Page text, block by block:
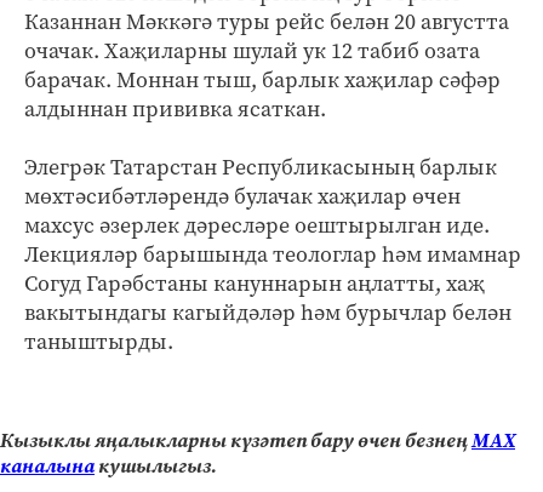
Казаннан Мәккәгә туры рейс белән 20 августта
очачак. Хаҗиларны шулай ук 12 табиб озата
барачак. Моннан тыш, барлык хаҗилар сәфәр
алдыннан прививка ясаткан.
Элегрәк Татарстан Республикасының барлык
мөхтәсибәтләрендә булачак хаҗилар өчен
махсус әзерлек дәресләре оештырылган иде.
Лекцияләр барышында теологлар һәм имамнар
Согуд Гарәбстаны кануннарын аңлатты, хаҗ
вакытындагы кагыйдәләр һәм бурычлар белән
таныштырды.
Кызыклы яңалыкларны күзәтеп бару өчен безнеңМАХ
каналынакушылыгыз.